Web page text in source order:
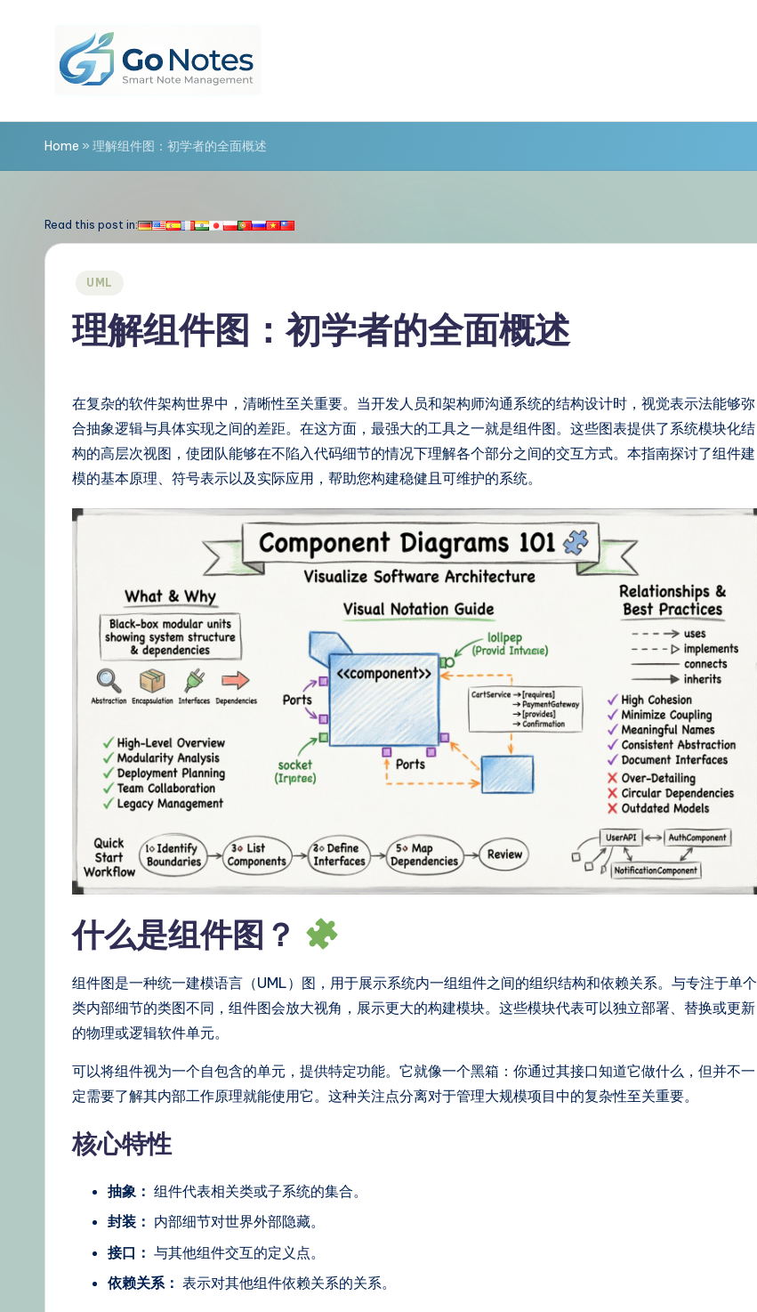
G
o
o
体
中
文
e,
Ti
Home » 理解组件图：初学者的全面概述
Read this post in:
Posted
UML
理解组件图：初学者的全面概述
在复杂的软件架构世界中，清晰性至关重要。当开发人员和架构师沟通系统的结构设计时，视觉表示法能够弥
合抽象逻辑与具体实现之间的差距。在这方面，最强大的工具之一就是组件图。这些图表提供了系统模块化结
构的高层次视图，使团队能够在不陷入代码细节的情况下理解各个部分之间的交互方式。本指南探讨了组件建
模的基本原理、符号表示以及实际应用，帮助您构建稳健且可维护的系统。
什么是组件图？
组件图是一种统一建模语言（UML）图，用于展示系统内一组组件之间的组织结构和依赖关系。与专注于单个
类内部细节的类图不同，组件图会放大视角，展示更大的构建模块。这些模块代表可以独立部署、替换或更新
的物理或逻辑软件单元。
可以将组件视为一个自包含的单元，提供特定功能。它就像一个黑箱：你通过其接口知道它做什么，但并不一
定需要了解其内部工作原理就能使用它。这种关注点分离对于管理大规模项目中的复杂性至关重要。
核心特性
抽象： 组件代表相关类或子系统的集合。
封装： 内部细节对世界外部隐藏。
接口： 与其他组件交互的定义点。
依赖关系： 表示对其他组件依赖关系的关系。